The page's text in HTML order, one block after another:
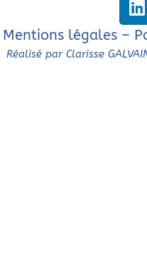
Mentions légales –
Réalisé par Clarisse